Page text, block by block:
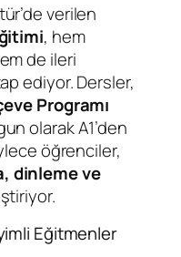
verilen
, hem
de ileri
ediyor. Dersler,
Programı
olarak A1’den
öğrenciler,
dinleme ve
Eğitmenler